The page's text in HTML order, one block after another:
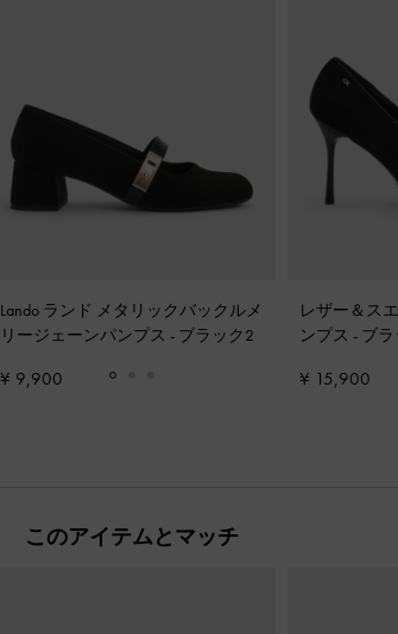
Lando ランド メタリックバックルメ
リージェーンパンプス - ブラック2
¥ 9,900
レザー＆ス
ンプス - ブ
¥ 15,900
このアイテムとマッチ